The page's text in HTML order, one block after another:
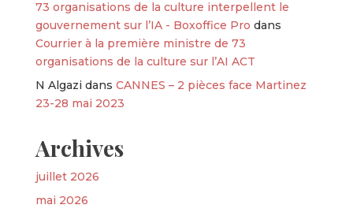
73 organisations de la culture interpellent le
gouvernement sur l’IA - Boxoffice Pro dans
Courrier à la première ministre de 73
organisations de la culture sur l’AI ACT
N Algazi dans CANNES – 2 pièces face Martinez
23-28 mai 2023
Archives
juillet 2026
mai 2026